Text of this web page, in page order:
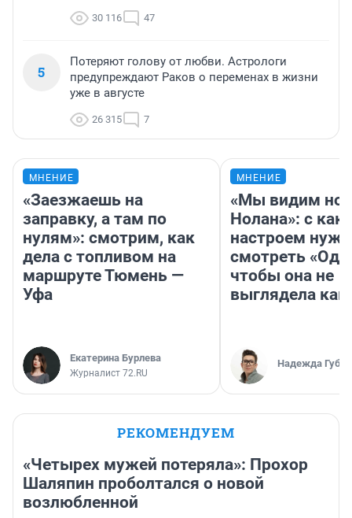
30 116 47
5
Потеряют голову от любви. Астрологи
предупреждают Раков о переменах в жизни
уже в августе
26 315 7
МНЕНИЕ
«Заезжаешь на
заправку, а там по
нулям»: смотрим, как
дела с топливом на
маршруте Тюмень —
Уфа
Екатерина Бурлева
Журналист 72.RU
МНЕНИЕ
«Мы видим
Нолана»: с
настроем
смотреть
чтобы она не
выглядела как
Надежда
РЕКОМЕНДУЕМ
«Четырех мужей потеряла»: Прохор
Шаляпин проболтался о новой
возлюбленной